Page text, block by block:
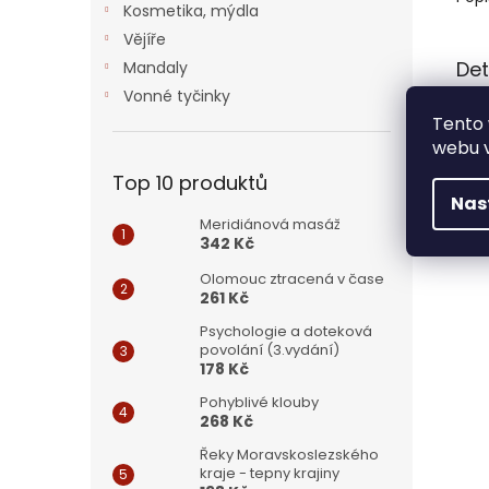
Tento
webu
Kosmetika, mýdla
Vějíře
Mandaly
Vonné tyčinky
Top 10 produktů
Meridiánová masáž
342 Kč
Olomouc ztracená v čase
261 Kč
Psychologie a doteková
povolání (3.vydání)
178 Kč
Pohyblivé klouby
268 Kč
Řeky Moravskoslezského
kraje - tepny krajiny
a